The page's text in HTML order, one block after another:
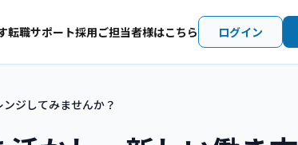
転職サポート採用ご担当者様はこちら ログイン
ジしてみませんか？